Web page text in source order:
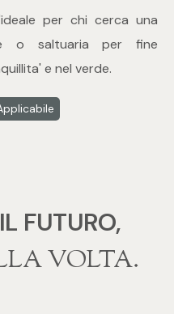
per chi cerca una
o saltuaria per fine
e nel verde.
FUTURO,
VOLTA.